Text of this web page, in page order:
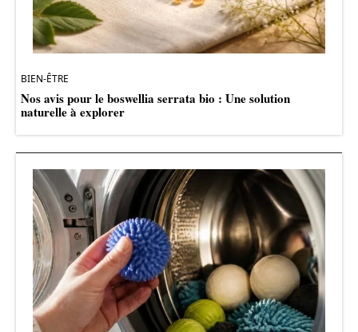
BIEN-ÊTRE
Nos avis pour le boswellia serrata bio : Une solution
naturelle à explorer